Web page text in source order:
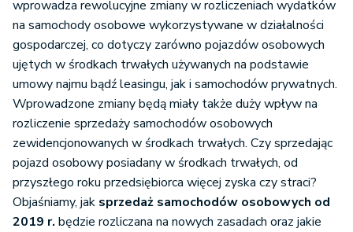
wprowadza rewolucyjne zmiany w rozliczeniach wydatków
na samochody osobowe wykorzystywane w działalności
gospodarczej, co dotyczy zarówno pojazdów osobowych
ujętych w środkach trwałych używanych na podstawie
umowy najmu bądź leasingu, jak i samochodów prywatnych.
Wprowadzone zmiany będą miały także duży wpływ na
rozliczenie sprzedaży samochodów osobowych
zewidencjonowanych w środkach trwałych. Czy sprzedając
pojazd osobowy posiadany w środkach trwałych, od
przyszłego roku przedsiębiorca więcej zyska czy straci?
Objaśniamy, jak sprzedaż samochodów osobowych od
2019 r. będzie rozliczana na nowych zasadach oraz jakie